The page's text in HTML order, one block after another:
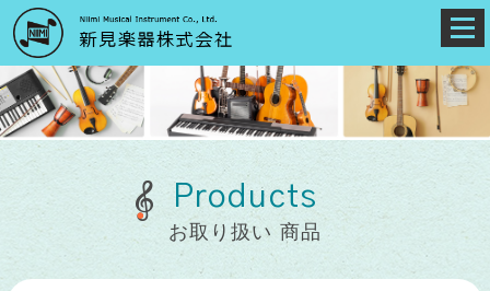
Products
お取り扱い 商品